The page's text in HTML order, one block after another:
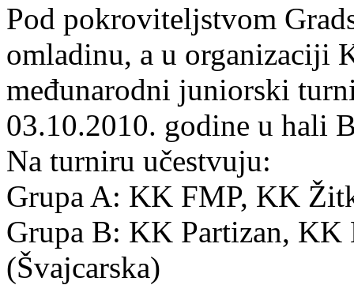
Pod pokroviteljstvom
omladinu, a u organizaciji
međunarodni juniorski
03.10.2010. godine u hali
Na turniru učestvuju:
Grupa A: KK FMP, KK
Grupa B: KK Partizan, KK
(Švajcarska)